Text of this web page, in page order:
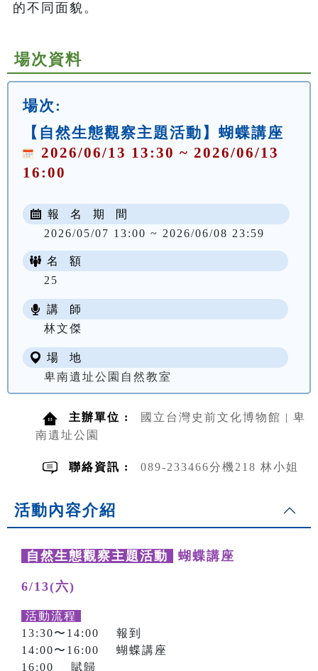
的不同面貌。
場次資料
場次:
【自然生態觀察主題活動】蝴蝶講座
2026/06/13 13:30 ~ 2026/06/13
16:00
報 名 期 間
2026/05/07 13:00 ~ 2026/06/08 23:59
名 額
25
講 師
林文傑
場 地
卑南遺址公園自然教室
主辦單位 :
國立台灣史前文化博物館 | 卑
南遺址公園
聯絡資訊 : 089-233466分機218 林小姐
活動內容介紹
自然生態觀察主題活動 蝴蝶講座
6/13(六)
活動流程
13:30〜14:00 報到
14:00〜16:00 蝴蝶講座
16:00 賦歸